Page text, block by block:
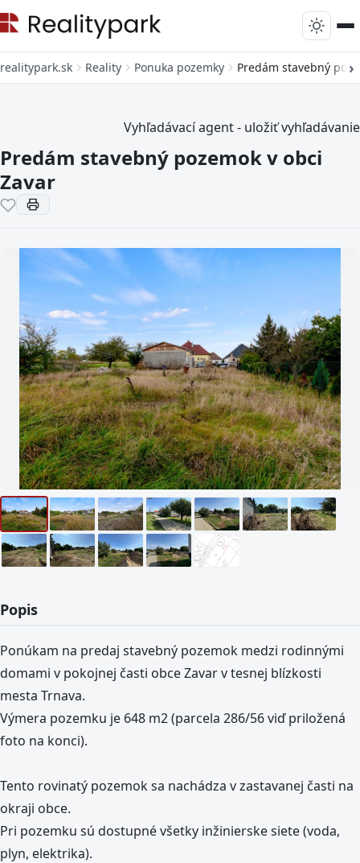
realitypark.sk Reality Ponuka pozemky Predám stavebný
Vyhľadávací agent - uložiť vyhľadávanie
Predám stavebný pozemok v obci
Zavar
Popis
Ponúkam na predaj stavebný pozemok medzi rodinnými
domami v pokojnej časti obce Zavar v tesnej blízkosti
mesta Trnava.
Výmera pozemku je 648 m2 (parcela 286/56 viď priložená
foto na konci).
Tento rovinatý pozemok sa nachádza v zastavanej časti na
okraji obce.
Pri pozemku sú dostupné všetky inžinierske siete (voda,
plyn, elektrika).